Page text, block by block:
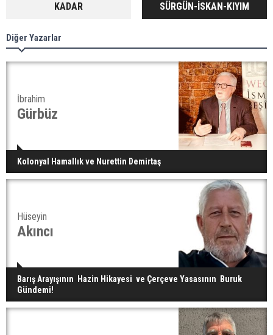
KADAR
SÜRGÜN-İSKAN-KIYIM
Diğer Yazarlar
İbrahim
Gürbüz
Kolonyal Hamallık ve Nurettin Demirtaş
Hüseyin
Akıncı
Barış Arayışının Hazin Hikayesi ve Çerçeve Yasasının Buruk
Gündemi!